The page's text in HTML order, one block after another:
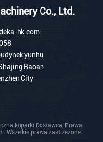
Co., Ltd.
hk.com
yunhu
Baoan
City
koparki Dostawca. Prawa
Wszelkie prawa zastrzeżone.